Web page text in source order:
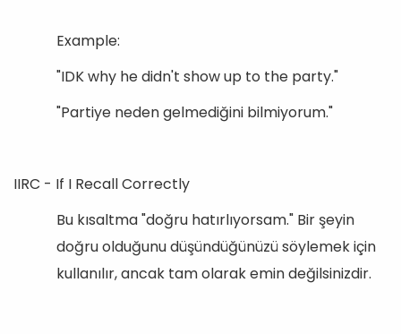
Example:
"IDK why he didn't show up to the party."
"Partiye neden gelmediğini bilmiyorum."
IIRC - If I Recall Correctly
Bu kısaltma "doğru hatırlıyorsam." Bir şeyin
doğru olduğunu düşündüğünüzü söylemek için
kullanılır, ancak tam olarak emin değilsinizdir.